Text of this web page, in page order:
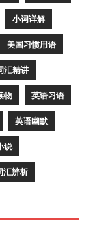
小词详解
美国习惯用语
汇精讲
物 英语习语
英语幽默
说
汇辨析